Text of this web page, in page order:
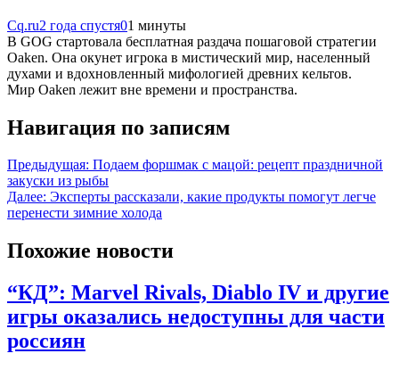
Cq.ru2 года спустя01 минуты
В GOG стартовала бесплатная раздача пошаговой стратегии
Oaken. Она окунет игрока в мистический мир, населенный
духами и вдохновленный мифологией древних кельтов.
Мир Oaken лежит вне времени и пространства.
Навигация по записям
Предыдущая: Подаем форшмак с мацой: рецепт праздничной
закуски из рыбы
Далее: Эксперты рассказали, какие продукты помогут легче
перенести зимние холода
Похожие новости
“КД”: Marvel Rivals, Diablo IV и другие
игры оказались недоступны для части
россиян